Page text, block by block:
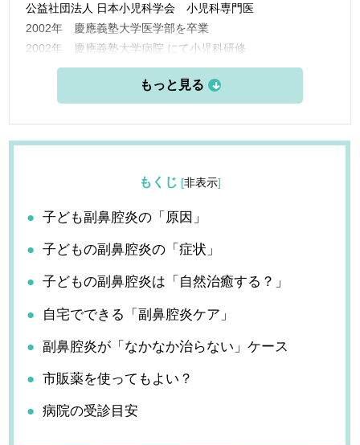
公益社団法人 日本小児科学会 小児科専門医
2002年 慶應義塾大学医学部を卒業
2002年 慶應義塾大学病院 にて小児科研修
2004年 立川共済病院勤務
2005年 平塚共済病院小児科医長として勤務
2012年 横浜市内のクリニックの副院長として勤務
2017年 「なごみクリニック」の院長として勤務
もくじ [非表示]
子ども副鼻腔炎の「原因」
子どもの副鼻腔炎の「症状」
子どもの副鼻腔炎は「自然治癒する？」
自宅でできる「副鼻腔炎ケア」
副鼻腔炎が「なかなか治らない」ケース
市販薬を使ってもよい？
病院の受診目安